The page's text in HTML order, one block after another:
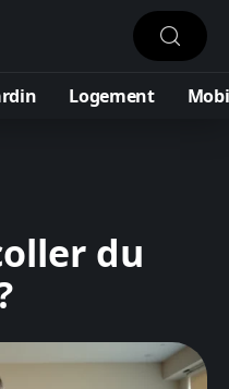
Logement
du